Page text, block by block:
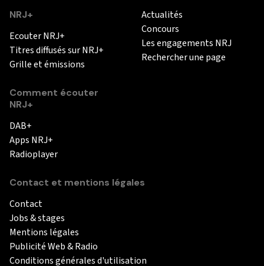
NRJ+
Ecouter NRJ+
Titres diffusés sur NRJ+
Grille et émissions
Comment écouter
NRJ+
DAB+
Apps NRJ+
Radioplayer
Actualités
Concours
Les engagements NRJ
Rechercher une page
Contact et mentions légales
Contact
Jobs & stages
Mentions légales
Publicité Web & Radio
Conditions générales d'utilisation